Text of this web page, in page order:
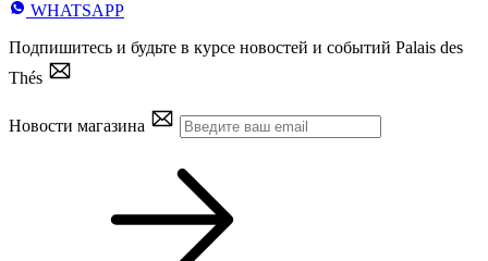
WHATSAPP
Подпишитесь и будьте в курсе новостей и событий Palais des
Thés
Новости магазина